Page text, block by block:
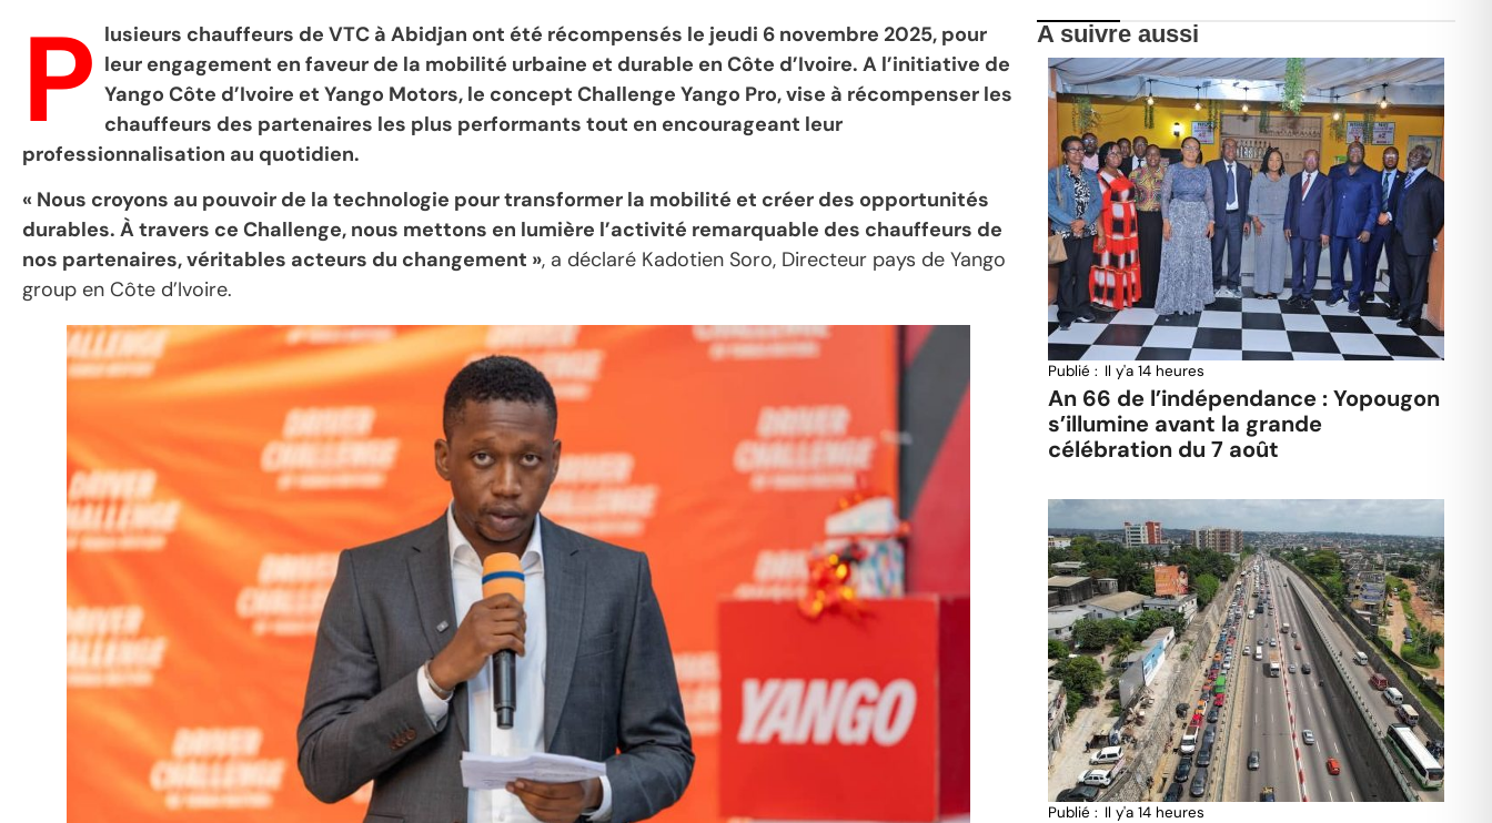
P lusieurs chauffeurs de VTC à Abidjan ont été récompensés le jeudi 6 novembre 2025, pour
leur engagement en faveur de la mobilité urbaine et durable en Côte d’Ivoire. A l’initiative de
Yango Côte d’Ivoire et Yango Motors, le concept Challenge Yango Pro, vise à récompenser les
chauffeurs des partenaires les plus performants tout en encourageant leur
professionnalisation au quotidien.
« Nous croyons au pouvoir de la technologie pour transformer la mobilité et créer des opportunités
durables. À travers ce Challenge, nous mettons en lumière l’activité remarquable des chauffeurs de
nos partenaires, véritables acteurs du changement », a déclaré Kadotien Soro, Directeur pays de Yango
group en Côte d’Ivoire.
A suivre aussi
Publié : Il y'a 14 heures
An 66 de l’indépendance : Yopougon
s’illumine avant la grande
célébration du 7 août
Publié : Il y'a 14 heures